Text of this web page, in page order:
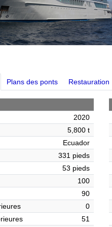
Plans des ponts Restauration
2020
5,800 t
Ecuador
331 pieds
53 pieds
100
90
0
51